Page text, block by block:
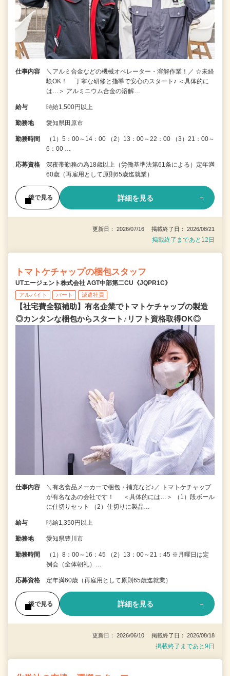
仕事内容
＼アルミ合金などの機械オペレーター・溶解作業！／ ☆未経
験OK！ 丁寧な研修と指導で安心のスタート♪ ＜具体的に
は…＞ アルミニウム合金の溶解…
給与 時給1,500円以上
勤務地 愛知県田原市
勤務時間
（1）5：00～14：00 （2）13：00～22：00 （3）21：00～
6：00 …
応募資格
深夜帯勤務の為18歳以上（労働基準法第61条による）定年満
60歳（再雇用として原則65歳迄就業）
後で見る 詳細を見る
更新日： 2026/07/16 掲載終了日： 2026/08/21
掲載終了まであと12日
トマトケチャップの梱包スタッフ
UTエージェント株式会社 AGT中部第二CU《JQPR1C》
アルバイト パート 派遣社員
【社宅費全額補助】有名企業でトマトケチャップの製造
◎カンタンな梱包からスタート♪リフト資格取得OK◎
仕事内容
＼有名食品メーカーで梱包・補充など♪／ トマトケチャップ
が有名なあの会社です！ ＜具体的には…＞ （1）段ボール
に仕切りセット （2）仕切りに製品…
給与 時給1,350円以上
勤務地 愛知県豊川市
勤務時間
（1）8：00～16：45 （2）13：00～21：45 ※月曜日は定
例会（全体朝礼）…
応募資格 定年満60歳（再雇用として原則65歳迄就業）
後で見る 詳細を見る
更新日： 2026/06/10 掲載終了日： 2026/08/18
掲載終了まであと9日